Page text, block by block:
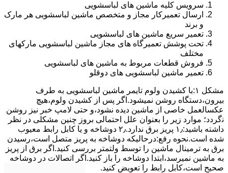
سرویس کلیه ماشین های لباسشویی
ارسال تعمیرکار مجاز و متخصص ماشین لباسشویی هر مارک
و برند
تعمیر سریع ماشین های لباسشویی
تحت پوشش تعمیرگاه های مجاز ماشین لباسشویی مارکهای
مختلف
فروش قطعات مربوط به ماشین های لباسشویی
تعمیر ماشین لباسشویی های دوقلو
مشکل ۱:ﺑﺎ ﮐﺸﯿﺪن وﻟﻮم ﺗﺎﯾﻤﺮ ماشین لباسشویی به طرف
ﺑﯿﺮون،دستگاه روﺷﻦ نمیشود.اﮔﺮ ﭘﺲ از ﮐﺸﯿﺪن وﻟﻮم،ﻫﯿﭻ
عکسالعمل ﺧﺎﺻﯽ از ﻣﺎﺷﯿﻦ دﯾﺪه نشود،و حتی ﻻﻣﭗ ﺧﺒﺮ ﻧﯿﺰ روﺷﻦ
ﻧگردد؛ موارد زیر را بعنوان ﻋﻠﻞ احتمالی بروز چنین مشکلی در نظر
داشته باشید:۱٫ ﭘﺮﯾﺰ ﺑﺮق ﻧﺪارد.۲٫ دوﺷﺎﺧﻪ و ﯾﺎ ﮐﺎﺑﻞ راﺑﻂ ﻣﻌﯿﻮب
ﺷﺪه است.نحوه رفع:درحالیکه دوﺷﺎﺧﻪ ﺑﻪ ﭘﺮﯾﺰ ﻣﺘﺼﻞ اﺳﺖ،رﺳﯿﺪن
ﺑﺮق ﺑﻪ ﺗﺮﻣﯿﻨﺎل ﻣﺎﺷﯿﻦ را ﺗﻮﺳﻂ ولتمتر بررسی ﮐﻨﯿﺪ.اﮔﺮ ﺑﺮق از ﭘﺮﯾﺰ
ﺑﻪ ﻣﺎﺷﯿﻦ نمیرسد،اﺑﺘﺪا دوشاخه را باز کنید.اﮔﺮ اﺗﺼﺎﻻت در دوشاخه
ﺻﺤﯿﺢ اﺳﺖ،ﮐﺎﺑﻞ راﺑﻂ را ﺗﻌﻮﯾﺾ کنید.